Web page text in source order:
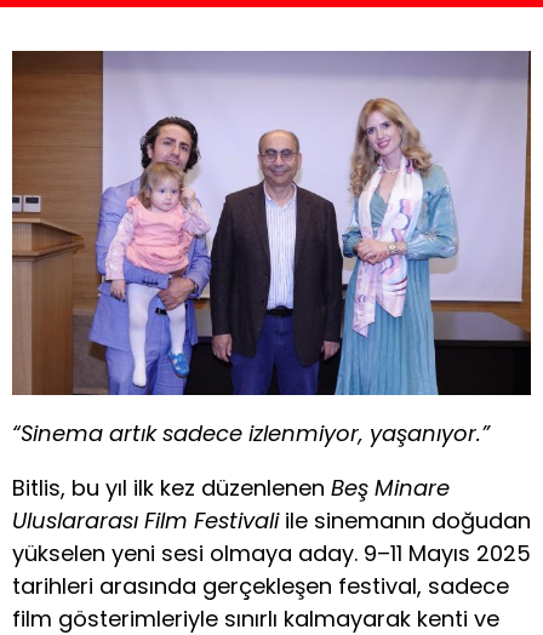
“Sinema artık sadece izlenmiyor, yaşanıyor.”
Bitlis, bu yıl ilk kez düzenlenen Beş Minare
Uluslararası Film Festivaliile sinemanın doğudan
yükselen yeni sesi olmaya aday. 9–11 Mayıs 2025
tarihleri arasında gerçekleşen festival, sadece
film gösterimleriyle sınırlı kalmayarak kenti ve